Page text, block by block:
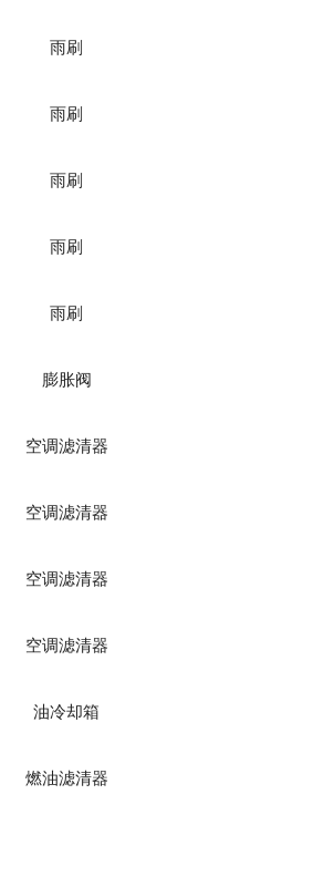
雨刷
雨刷
雨刷
雨刷
雨刷
膨胀阀
空调滤清器
空调滤清器
空调滤清器
空调滤清器
油冷却箱
燃油滤清器